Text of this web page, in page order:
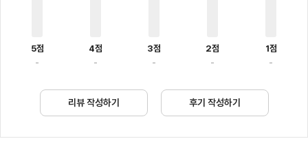
5점
-
4점
-
3점
-
2점
-
1점
-
리뷰 작성하기 후기 작성하기